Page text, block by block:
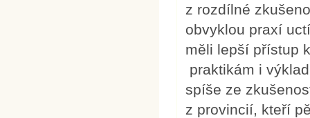
z rozdílné
obvyklou praxí
měli lepší přístup
praktikám i
spíše ze
z provincií, kteří